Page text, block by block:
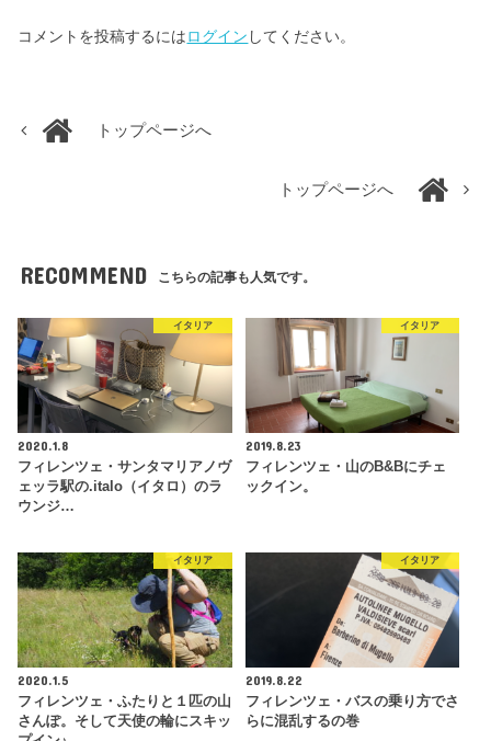
コメントを投稿するにはログイン してください。
トップページへ
トップページへ
RECOMMEND こちらの記事も人気です。
イタリア
2020.1.8
フィレンツェ・サンタマリアノヴ
ェッラ駅の.italo（イタロ）のラ
ウンジ…
イタリア
2019.8.23
フィレンツェ・山のB&Bにチェ
ックイン。
イタリア
2020.1.5
フィレンツェ・ふたりと１匹の山
さんぽ。そして天使の輪にスキッ
イタリア
2019.8.22
フィレンツェ・バスの乗り方でさ
らに混乱するの巻